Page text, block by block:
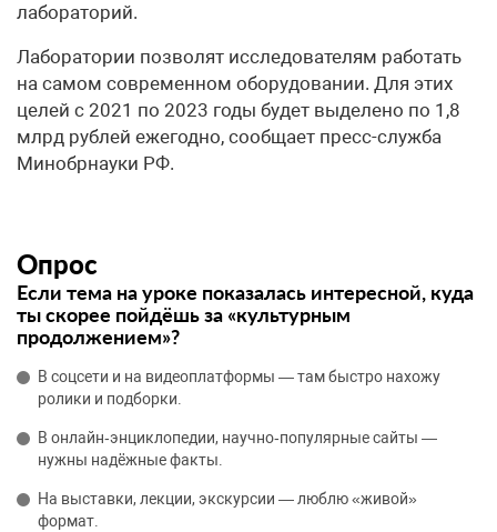
лабораторий.
Лаборатории позволят исследователям работать
на самом современном оборудовании. Для этих
целей с 2021 по 2023 годы будет выделено по 1,8
млрд рублей ежегодно, сообщает пресс-служба
Минобрнауки РФ.
Опрос
Если тема на уроке показалась интересной, куда
ты скорее пойдёшь за «культурным
продолжением»?
В соцсети и на видеоплатформы — там быстро нахожу
ролики и подборки.
В онлайн‑энциклопедии, научно‑популярные сайты —
нужны надёжные факты.
На выставки, лекции, экскурсии — люблю «живой»
формат.